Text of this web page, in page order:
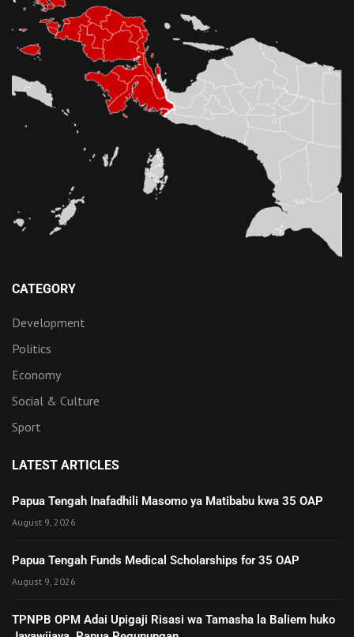
CATEGORY
Development
Politics
Economy
Social & Culture
Sport
LATEST ARTICLES
Papua Tengah Inafadhili Masomo ya Matibabu kwa 35 OAP
August 9, 2026
Papua Tengah Funds Medical Scholarships for 35 OAP
August 9, 2026
TPNPB OPM Adai Upigaji Risasi wa Tamasha la Baliem huko